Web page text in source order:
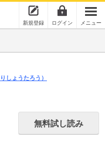
新規登録 ログイン メニュー
しょうたろう）
無料試し読み